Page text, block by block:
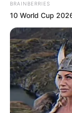
DOGAĐANJA